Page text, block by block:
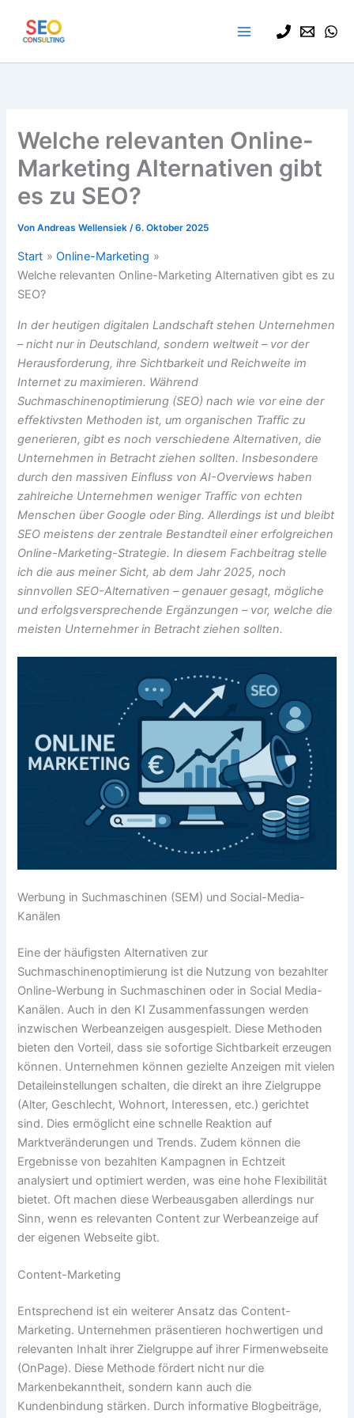
Inhalt
springen
Welche relevanten Online-
Marketing Alternativen gibt
es zu SEO?
VonAndreas Wellensiek/6. Oktober 2025
Start
Online-Marketing
Welche relevanten Online-Marketing Alternativen gibt es zu
SEO?
In der heutigen digitalen Landschaft stehen Unternehmen
– nicht nur in Deutschland, sondern weltweit – vor der
Herausforderung, ihre Sichtbarkeit und Reichweite im
Internet zu maximieren. Während
Suchmaschinenoptimierung (SEO) nach wie vor eine der
effektivsten Methoden ist, um organischen Traffic zu
generieren, gibt es noch verschiedene Alternativen, die
Unternehmen in Betracht ziehen sollten. Insbesondere
durch den massiven Einfluss von AI-Overviews haben
zahlreiche Unternehmen weniger Traffic von echten
Menschen über Google oder Bing. Allerdings ist und bleibt
SEO meistens der zentrale Bestandteil einer erfolgreichen
Online-Marketing-Strategie. In diesem Fachbeitrag stelle
ich die aus meiner Sicht, ab dem Jahr 2025, noch
sinnvollen SEO-Alternativen – genauer gesagt, mögliche
und erfolgsversprechende Ergänzungen – vor, welche die
meisten Unternehmer in Betracht ziehen sollten.
Werbung in Suchmaschinen (SEM) und Social-Media-
Kanälen
Eine der häufigsten Alternativen zur
Suchmaschinenoptimierung ist die Nutzung von bezahlter
Online-Werbung in Suchmaschinen oder in Social Media-
Kanälen. Auch in den KI Zusammenfassungen werden
inzwischen Werbeanzeigen ausgespielt. Diese Methoden
bieten den Vorteil, dass sie sofortige Sichtbarkeit erzeugen
können. Unternehmen können gezielte Anzeigen mit vielen
Detaileinstellungen schalten, die direkt an ihre Zielgruppe
(Alter, Geschlecht, Wohnort, Interessen, etc.) gerichtet
sind. Dies ermöglicht eine schnelle Reaktion auf
Marktveränderungen und Trends. Zudem können die
Ergebnisse von bezahlten Kampagnen in Echtzeit
analysiert und optimiert werden, was eine hohe Flexibilität
bietet. Oft machen diese Werbeausgaben allerdings nur
Sinn, wenn es relevanten Content zur Werbeanzeige auf
der eigenen Webseite gibt.
Content-Marketing
Entsprechend ist ein weiterer Ansatz das Content-
Marketing. Unternehmen präsentieren hochwertigen und
relevanten Inhalt ihrer Zielgruppe auf ihrer Firmenwebseite
(OnPage). Diese Methode fördert nicht nur die
Markenbekanntheit, sondern kann auch die
Kundenbindung stärken. Durch informative Blogbeiträge,